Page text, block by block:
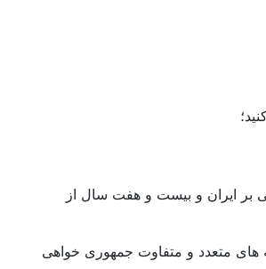
بر ایران و بیست و هفت سال از
های متعدد و متفاوت جمهوری خواهی